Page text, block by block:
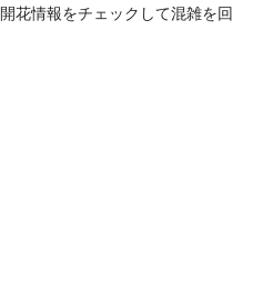
花情報をチェックして混雑を回